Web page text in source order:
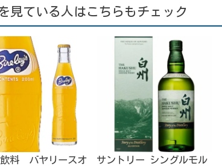
見ている人はこちらもチェック
料 バヤリースオ
サントリー シングルモル